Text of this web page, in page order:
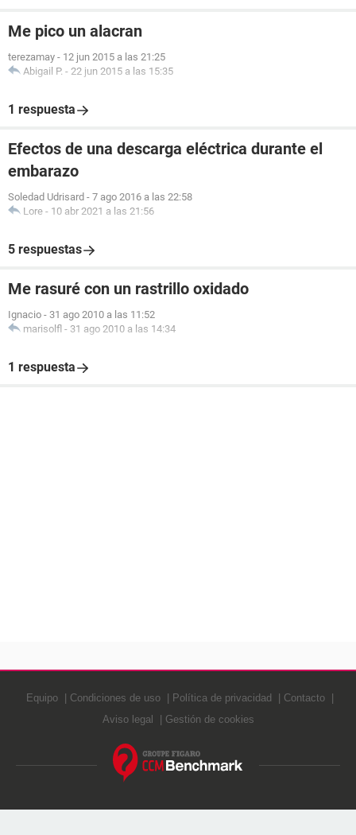
Me pico un alacran
terezamay - 12 jun 2015 a las 21:25
Abigail P. - 22 jun 2015 a las 15:35
1 respuesta
Efectos de una descarga eléctrica durante el
embarazo
Soledad Udrisard - 7 ago 2016 a las 22:58
Lore - 10 abr 2021 a las 21:56
5 respuestas
Me rasuré con un rastrillo oxidado
Ignacio - 31 ago 2010 a las 11:52
marisolfl - 31 ago 2010 a las 14:34
1 respuesta
Equipo Condiciones de uso Política de privacidad
Contacto
Aviso legal
Gestión de cookies